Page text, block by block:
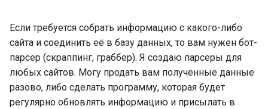
Если требуется собрать информацию с какого-либо
сайта и соединить её в базу данных, то вам нужен бот-
парсер (скраппинг, граббер). Я создаю парсеры для
любых сайтов. Могу продать вам полученные данные
разово, либо сделать программу, которая будет
регулярно обновлять информацию и присылать в